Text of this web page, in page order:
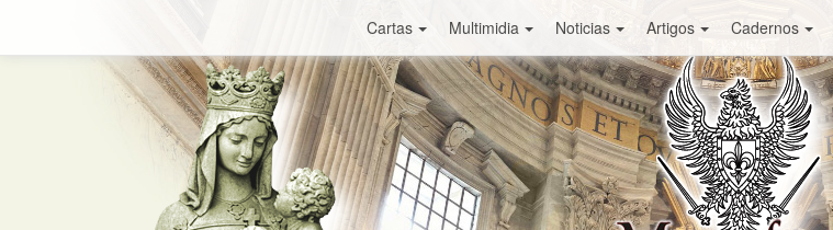
Cartas Multimidia Noticias Artigos Cadernos